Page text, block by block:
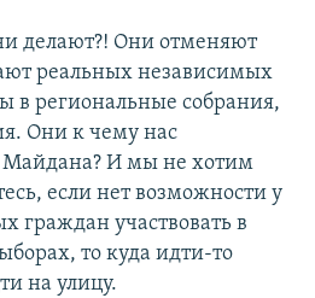
делают?! Они отменяют
реальных независимых
в региональные собрания,
Они к чему нас
Майдана? И мы не хотим
если нет возможности у
граждан участвовать в
то куда идти-то
на улицу.